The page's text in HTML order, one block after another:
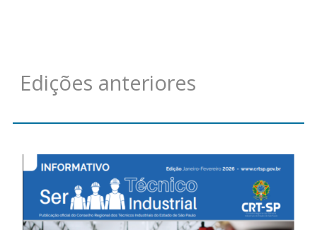
Edições anteriores